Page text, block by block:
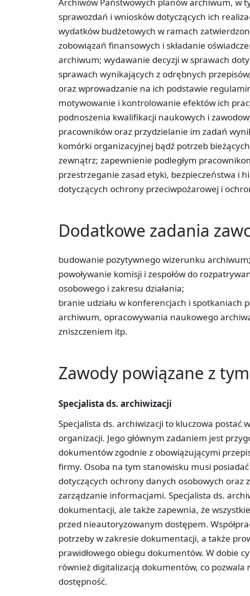
sprawozdań i wniosków dotyczących ich
wydatków budżetowych w ramach
zobowiązań finansowych i składanie
archiwum; wydawanie decyzji w sprawach
sprawach wynikających z odrębnych
oraz wprowadzanie na ich podstawie
motywowanie i kontrolowanie efektów ich
podnoszenia kwalifikacji naukowych i
pracowników oraz przydzielanie im zadań
komórki organizacyjnej bądź potrzeb
zewnątrz; zapewnienie podległym
przestrzeganie zasad etyki, bezpieczeństwa i
dotyczących ochrony przeciwpożarowej i
Dodatkowe zadania
budowanie pozytywnego wizerunku archiwum;
powoływanie komisji i zespołów do
osobowego i zakresu działania;
branie udziału w konferencjach i spotkaniach
archiwum, opracowywania naukowego
zniszczeniem itp.
Zawody powiązane z
Specjalista ds. archiwizacji
Specjalista ds. archiwizacji to kluczowa postać
organizacji. Jego głównym zadaniem jest
dokumentów zgodnie z obowiązującymi
firmy. Osoba na tym stanowisku musi
dotyczących ochrony danych osobowych oraz
zarządzanie informacjami. Specjalista ds.
dokumentacji, ale także zapewnia, że
przed nieautoryzowanym dostępem.
potrzeby w zakresie dokumentacji, a także
prawidłowego obiegu dokumentów. W dobie
również digitalizacją dokumentów, co pozwala
dostępność.